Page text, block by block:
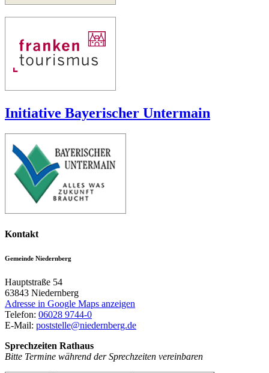
Initiative Bayerischer Untermain
Kontakt
Gemeinde Niedernberg
Hauptstraße 54
63843 Niedernberg
Adresse in Google Maps anzeigen
Telefon: 06028 9744-0
E-Mail: poststelle@niedernberg.de
Sprechzeiten Rathaus
Bitte Termine während der Sprechzeiten vereinbaren